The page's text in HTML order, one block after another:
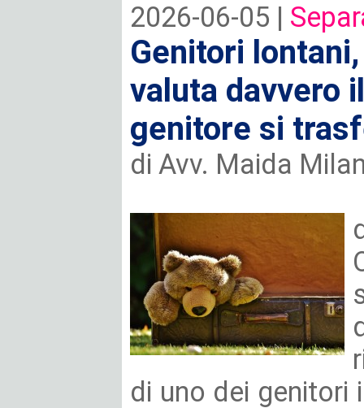
2026-06-05 |
Genitori
valuta davvero
genitore si
di Avv. Maida
di uno dei genitori